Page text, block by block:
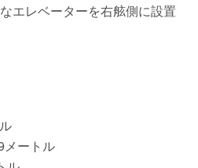
エレベーターを右舷側に設置
メートル